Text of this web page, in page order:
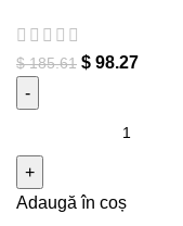
$185.61 $ 98.27
Cantitate ADA
Collection
Adaugă în coș